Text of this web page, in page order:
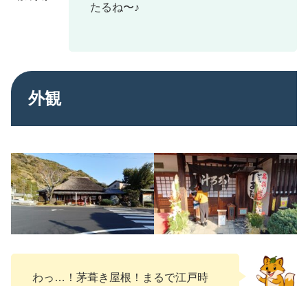
たるね〜♪
外観
わっ…！茅葺き屋根！まるで江戸時